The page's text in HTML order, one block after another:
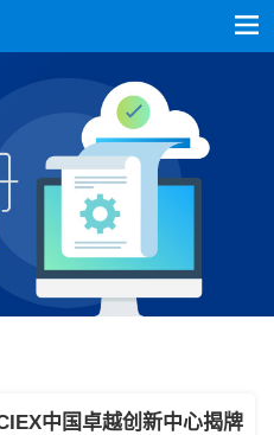
中国卓越创新中心揭牌